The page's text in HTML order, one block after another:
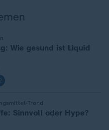
Wie gesund ist Liquid
Trend
Sinnvoll oder Hype?